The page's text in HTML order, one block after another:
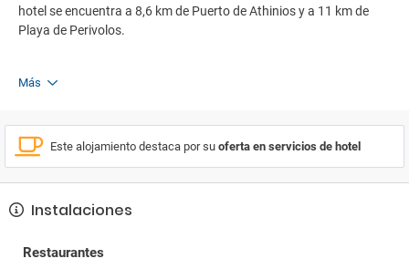
hotel se encuentra a 8,6 km de Puerto de Athinios y a 11 km de
Playa de Perivolos.
Más
Este alojamiento destaca por su oferta en servicios de hotel
Instalaciones
Restaurantes